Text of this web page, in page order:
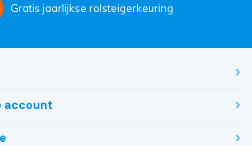
Gratis jaarlijkse rolsteigerkeuring
account